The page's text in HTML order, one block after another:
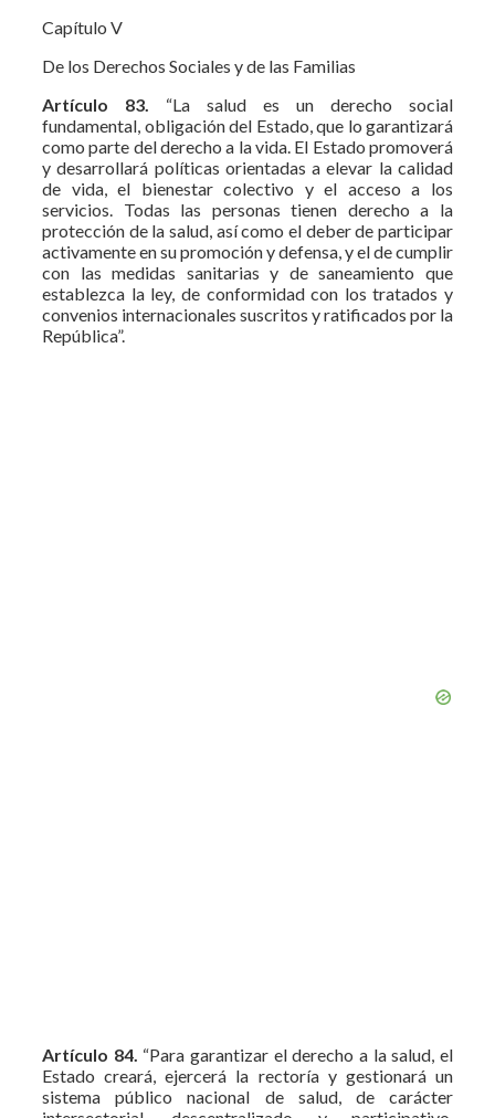
Capítulo V
De los Derechos Sociales y de las Familias
Artículo 83. “La salud es un derecho social
fundamental, obligación del Estado, que lo garantizará
como parte del derecho a la vida. El Estado promoverá
y desarrollará políticas orientadas a elevar la calidad
de vida, el bienestar colectivo y el acceso a los
servicios. Todas las personas tienen derecho a la
protección de la salud, así como el deber de participar
activamente en su promoción y defensa, y el de cumplir
con las medidas sanitarias y de saneamiento que
establezca la ley, de conformidad con los tratados y
convenios internacionales suscritos y ratificados por la
República”.
Artículo 84. “Para garantizar el derecho a la salud, el
Estado creará, ejercerá la rectoría y gestionará un
sistema público nacional de salud, de carácter